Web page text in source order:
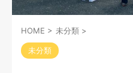
HOME > 未分類 >
未分類